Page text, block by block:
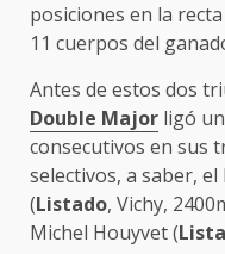
posiciones en la
11 cuerpos del
Antes de estos dos
Double Major ligó
consecutivos en sus
selectivos, a saber,
(Listado, Vichy,
Michel Houyvet (